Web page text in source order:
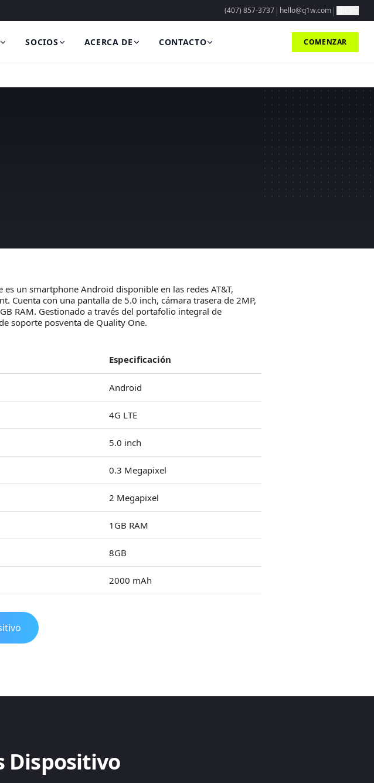
(407) 857-3737 | hello@q1w.com |
SOCIOS ACERCA DE CONTACTO COMENZAR
es un smartphone Android disponible en las redes AT&T,
Cuenta con una pantalla de 5.0 inch, cámara trasera de 2MP,
RAM. Gestionado a través del portafolio integral de
soporte posventa de Quality One.
Especificación
Android
4G LTE
5.0 inch
0.3 Megapixel
2 Megapixel
1GB RAM
8GB
2000 mAh
Dispositivo